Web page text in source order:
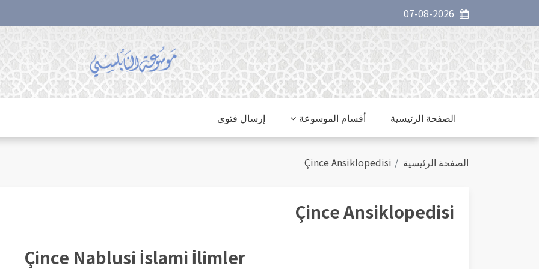
الصفحة الرئيسية أقسام الموسوعة إرسال فتوى
الصفحة الرئيسية Çince Ansiklopedisi
Çince Ansiklopedisi
Çince Nablusi İslami İlimler